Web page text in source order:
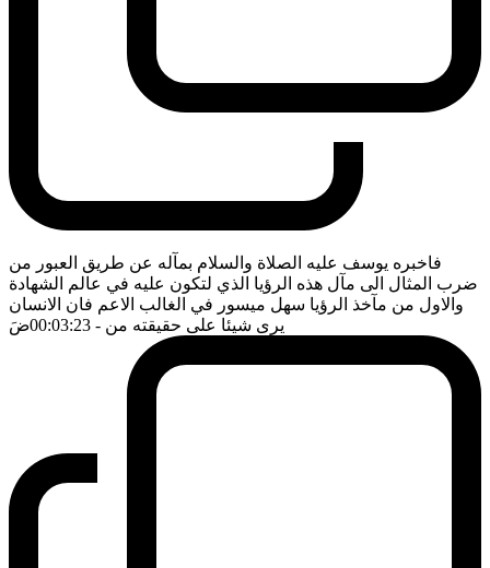
فاخبره يوسف عليه الصلاة والسلام بمآله عن طريق العبور من
ضرب المثال الى مآل هذه الرؤيا الذي لتكون عليه في عالم الشهادة
والاول من مآخذ الرؤيا سهل ميسور في الغالب الاعم فان الانسان
يرى شيئا على حقيقته من - 00:03:23 ضَ